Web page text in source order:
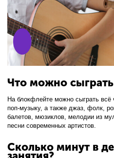
Что можно
На блокфлейте можно сыграть всё
поп-музыку, а также джаз, фолк,
балетов, мюзиклов, мелодии из
песни современных артистов.
Сколько минут в